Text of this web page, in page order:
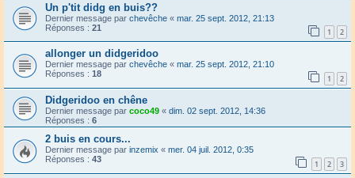
Un p'tit didg en buis??
Dernier message par chevêche « mar. 25 sept. 2012, 21:13
Réponses : 21 1 2
allonger un didgeridoo
Dernier message par chevêche « mar. 25 sept. 2012, 21:10
Réponses : 18 1 2
Didgeridoo en chêne
Dernier message par coco49 « dim. 02 sept. 2012, 14:36
Réponses : 6
2 buis en cours...
Dernier message par inzemix « mer. 04 juil. 2012, 0:35
Réponses : 43 1 2 3